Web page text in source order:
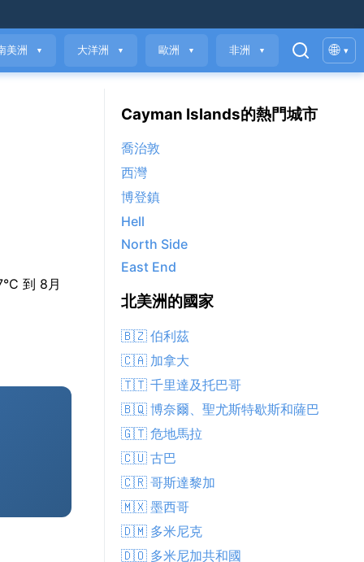
美洲 ▼ 大洋洲 ▼ 歐洲 ▼ 非洲 ▼ 🌐 ▾
到 8月
Cayman Islands的熱門城市
喬治敦
西灣
博登鎮
Hell
North Side
East End
北美洲的國家
🇧🇿 伯利茲
🇨🇦 加拿大
🇹🇹 千里達及托巴哥
🇧🇶 博奈爾、聖尤斯特歇斯和薩巴
🇬🇹 危地馬拉
🇨🇺 古巴
🇨🇷 哥斯達黎加
🇲🇽 墨西哥
🇩🇲 多米尼克
🇩🇴 多米尼加共和國